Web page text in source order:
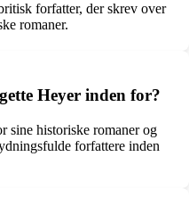
forfatter, der skrev over
romaner.
Heyer inden for?
sine historiske romaner og
forfattere inden